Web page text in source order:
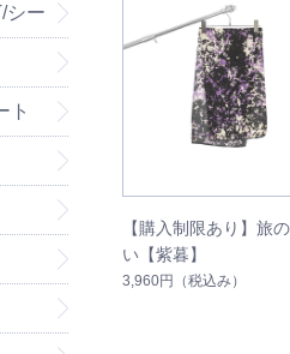
【購入制限あり】旅
い【紫暮】
3,960円 （税込み）
シー
プ
ト